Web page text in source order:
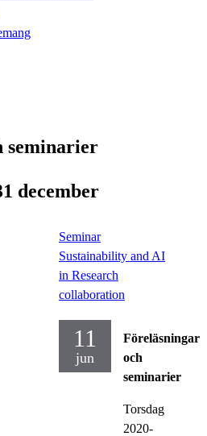
seminarier
december
Seminar
Sustainability and AI
in Research
collaboration
11
jun
Föreläsningar
och
seminarier
Torsdag
2020-